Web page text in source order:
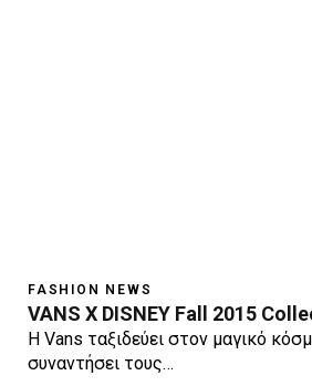
FASHION NEWS
VANS X DISNEY Fall 2015
Η Vans ταξιδεύει στον μαγικό
συναντήσει τους…